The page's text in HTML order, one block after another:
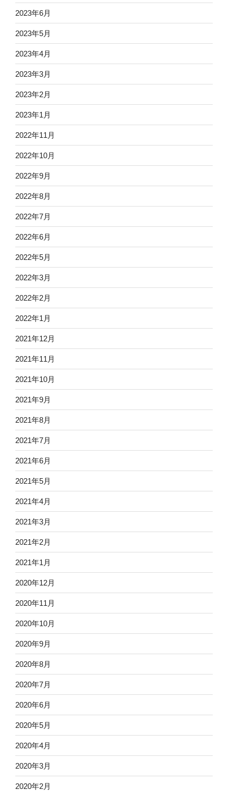
2023年6月
2023年5月
2023年4月
2023年3月
2023年2月
2023年1月
2022年11月
2022年10月
2022年9月
2022年8月
2022年7月
2022年6月
2022年5月
2022年3月
2022年2月
2022年1月
2021年12月
2021年11月
2021年10月
2021年9月
2021年8月
2021年7月
2021年6月
2021年5月
2021年4月
2021年3月
2021年2月
2021年1月
2020年12月
2020年11月
2020年10月
2020年9月
2020年8月
2020年7月
2020年6月
2020年5月
2020年4月
2020年3月
2020年2月